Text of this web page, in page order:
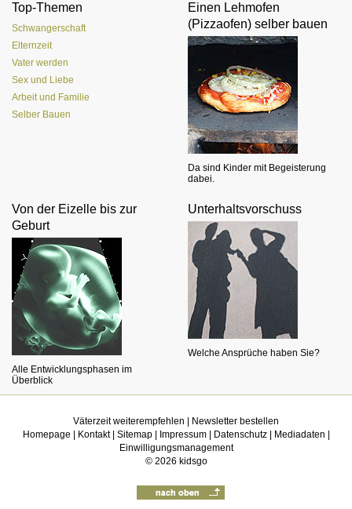
Top-Themen
Schwangerschaft
Elternzeit
Vater werden
Sex und Liebe
Arbeit und Familie
Selber Bauen
Einen Lehmofen
(Pizzaofen) selber bauen
Da sind Kinder mit Begeisterung
dabei.
Von der Eizelle bis zur
Geburt
Alle Entwicklungsphasen im
Überblick
Unterhaltsvorschuss
Welche Ansprüche haben Sie?
Väterzeit weiterempfehlen
Newsletter bestellen
Homepage
Kontakt| Sitemap| Impressum| Datenschutz| Mediadaten
Einwilligungsmanagement
© 2026 kidsgo